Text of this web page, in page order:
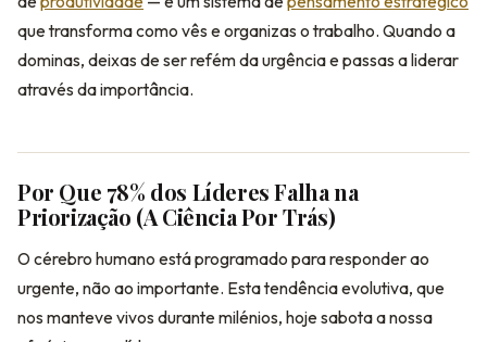
que transforma como vês e organizas o trabalho. Quando a
dominas, deixas de ser refém da urgência e passas a liderar
através da importância.
Por Que 78% dos Líderes Falha na
Priorização (A Ciência Por Trás)
O cérebro humano está programado para responder ao
urgente, não ao importante. Esta tendência evolutiva, que
nos manteve vivos durante milénios, hoje sabota a nossa